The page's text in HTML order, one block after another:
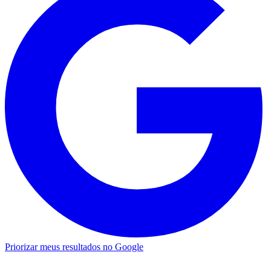
Priorizar meus resultados no Google